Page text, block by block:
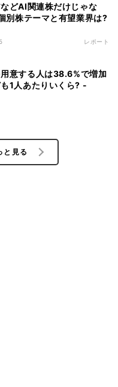
どAI関連株だけじゃな
別株テーマと有望業界は?
レポート
用意する人は38.6%で増加
1人あたりいくら? -
と見る